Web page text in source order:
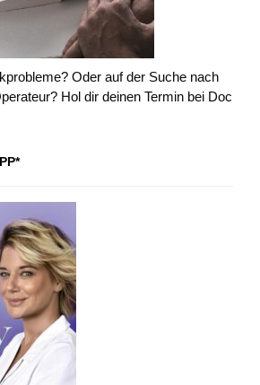
Oder auf der Suche nach
Hol dir deinen Termin bei Doc